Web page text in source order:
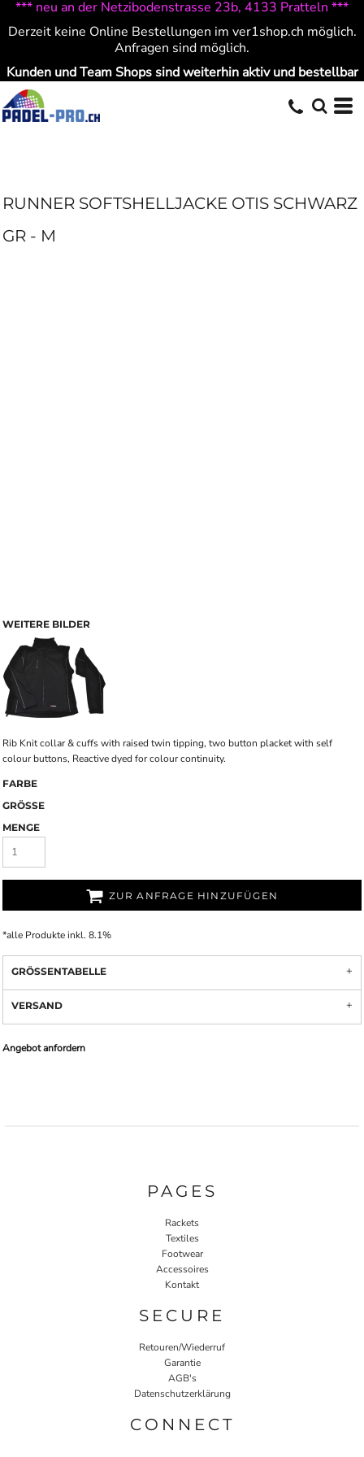
*** neu an der Netzibodenstrasse 23b, 4133 Pratteln ***
Derzeit keine Online Bestellungen im ver1shop.ch möglich.
Anfragen sind möglich.
Kunden und Team Shops sind weiterhin aktiv und bestellbar
RUNNER SOFTSHELLJACKE OTIS SCHWARZ
GR - M
WEITERE BILDER
Rib Knit collar & cuffs with raised twin tipping, two button placket with self
colour buttons, Reactive dyed for colour continuity.
FARBE
GRÖSSE
MENGE
ZUR ANFRAGE HINZUFÜGEN
*alle Produkte inkl. 8.1%
GRÖSSENTABELLE
VERSAND
Angebot anfordern
PAGES
Rackets
Textiles
Footwear
Accessoires
Kontakt
SECURE
Retouren/Wiederruf
Garantie
AGB's
Datenschutzerklärung
CONNECT